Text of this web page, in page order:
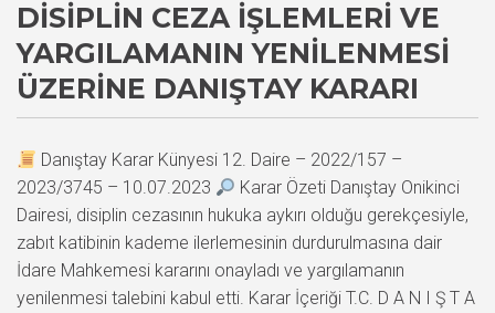
DISIPLIN CEZA İŞLEMLERI VE
YARGILAMANIN YENILENMESI
ÜZERINE DANIŞTAY KARARI
Danıştay Karar Künyesi 12. Daire – 2022/157 –
2023/3745 – 10.07.2023
Karar Özeti Danıştay Onikinci
Dairesi, disiplin cezasının hukuka aykırı olduğu gerekçesiyle,
zabıt katibinin kademe ilerlemesinin durdurulmasına dair
İdare Mahkemesi kararını onayladı ve yargılamanın
yenilenmesi talebini kabul etti. Karar İçeriği T.C. D A N I Ş T A